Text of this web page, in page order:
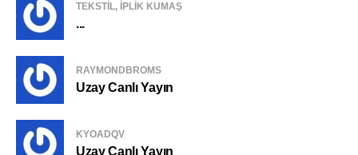
TEKSTIL, IPLIK KUMAŞ
...
RAYMONDBROMS
Uzay Canlı Yayın
KYOADQV
Uzay Canlı Yayın